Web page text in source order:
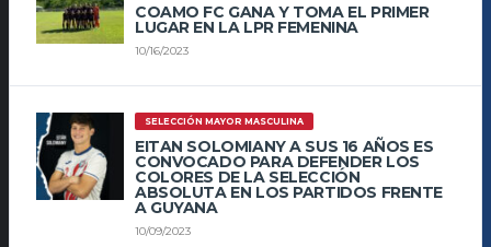
COAMO FC GANA Y TOMA EL PRIMER
LUGAR EN LA LPR FEMENINA
10/16/2023
SELECCIÓN MAYOR MASCULINA
EITAN SOLOMIANY A SUS 16 AÑOS ES
CONVOCADO PARA DEFENDER LOS
COLORES DE LA SELECCIÓN
ABSOLUTA EN LOS PARTIDOS FRENTE
A GUYANA
10/09/2023